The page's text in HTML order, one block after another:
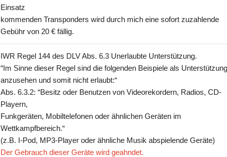
Einsatz
kommenden Transponders wird durch mich eine sofort zuzahlende
Gebühr von 20 € fällig.
IWR Regel 144 des DLV Abs. 6.3 Unerlaubte Unterstützung.
“Im Sinne dieser Regel sind die folgenden Beispiele als
anzusehen und somit nicht erlaubt:“
Abs. 6.3.2: “Besitz oder Benutzen von Videorekordern, Radios, CD-
Playern,
Funkgeräten, Mobiltelefonen oder ähnlichen Geräten im
Wettkampfbereich.“
(z.B. I-Pod, MP3-Player oder ähnliche Musik abspielende Geräte)
Der Gebrauch dieser Geräte wird geahndet.